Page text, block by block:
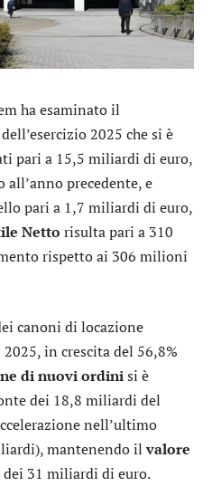
ha esaminato il
2025 che si è
pari a 15,5 miliardi di euro,
precedente, e
pari a 1,7 miliardi di euro,
Netto risulta pari a 310
rispetto ai 306 milioni
canoni di locazione
in crescita del 56,8%
di nuovi ordinisi è
dei 18,8 miliardi del
nell’ultimo
mantenendo ilvalore
dei 31 miliardi di euro.